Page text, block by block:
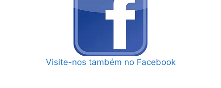
Visite-nos também no Facebook